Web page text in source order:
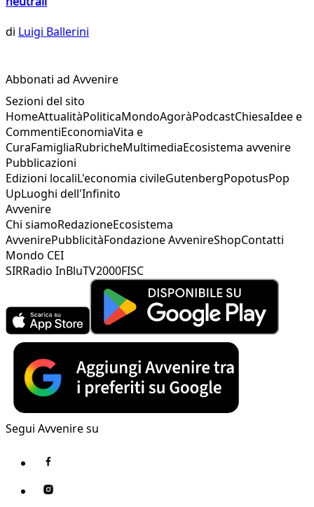
di Luigi Ballerini
Abbonati ad Avvenire
Sezioni del sito
HomeAttualitàPoliticaMondoAgoràPodcastChiesaIdee e
CommentiEconomiaVita e
CuraFamigliaRubricheMultimediaEcosistema avvenire
Pubblicazioni
Edizioni localiL'economia civileGutenbergPopotusPop
UpLuoghi dell'Infinito
Avvenire
Chi siamoRedazioneEcosistema
AvvenirePubblicitàFondazione AvvenireShopContatti
Mondo CEI
SIRRadio InBluTV2000FISC
Segui Avvenire su